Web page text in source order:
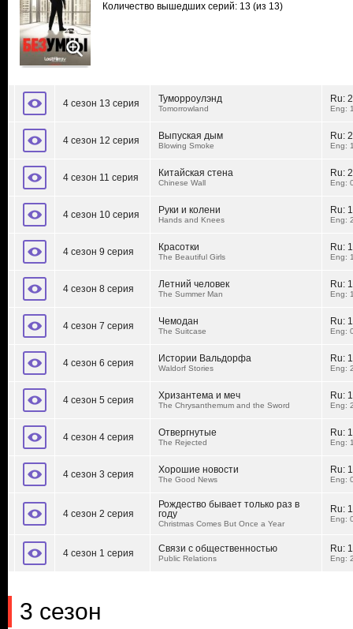
Количество вышедших серий: 13 (из 13)
4 сезон 13 серия Туморроулэнд
Tomorrowland
Ru:
Eng:
4 сезон 12 серия Выпуская дым
Blowing Smoke
Ru:
Eng:
4 сезон 11 серия Китайская стена
Chinese Wall
Ru:
Eng:
4 сезон 10 серия Руки и колени
Hands and Knees
Ru:
Eng:
4 сезон 9 серия Красотки
The Beautiful Girls
Ru:
Eng:
4 сезон 8 серия Летний человек
The Summer Man
Ru:
Eng:
4 сезон 7 серия Чемодан
The Suitcase
Ru:
Eng:
4 сезон 6 серия Истории Вальдорфа
Waldorf Stories
Ru:
Eng:
4 сезон 5 серия Хризантема и меч
The Chrysanthemum and the Sword
Ru:
Eng:
4 сезон 4 серия Отвергнутые
The Rejected
Ru:
Eng:
4 сезон 3 серия Хорошие новости
The Good News
Ru:
Eng:
4 сезон 2 серия
Рождество бывает только раз в
году
Christmas Comes But Once a Year
Ru:
Eng:
4 сезон 1 серия Связи с общественностью
Public Relations
Ru:
Eng:
3 сезон